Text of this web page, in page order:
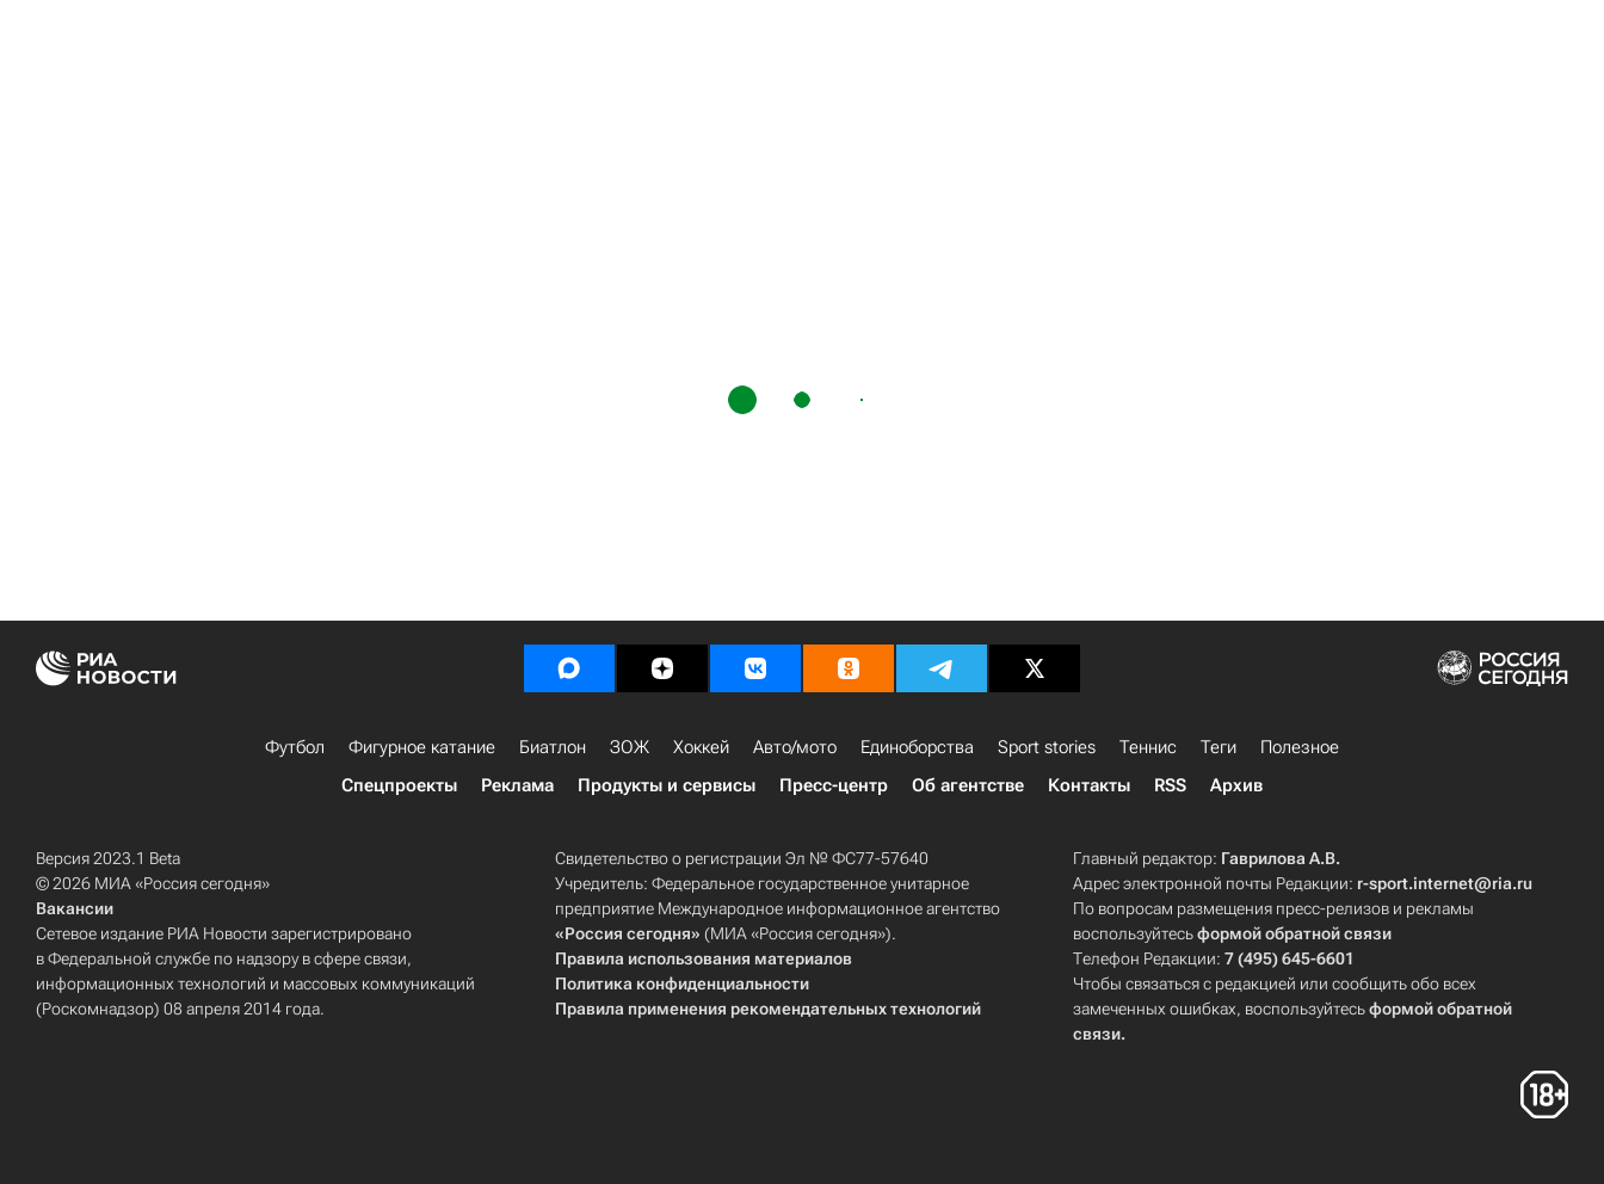
Футбол Фигурное катание Биатлон ЗОЖ Хоккей Авто/мото Единоборства Sport stories Теннис Теги
Полезное
Спецпроекты
Реклама Продукты и сервисы Пресс-центр Об агентстве Контакты RSS Архив
Версия 2023.1 Beta
© 2026 МИА «Россия сегодня»
Вакансии
Сетевое издание РИА Новости зарегистрировано
в Федеральной службе по надзору в сфере связи,
информационных технологий и массовых коммуникаций
(Роскомнадзор) 08 апреля 2014 года.
Свидетельство о регистрации Эл № ФС77-57640
Учредитель: Федеральное государственное унитарное
предприятие Международное информационное агентство
«Россия сегодня» (МИА «Россия сегодня»).
Правила использования материалов
Политика конфиденциальности
Правила применения рекомендательных технологий
Главный редактор: Гаврилова А.В.
Адрес электронной почты Редакции: r-sport.internet@ria.ru
По вопросам размещения пресс-релизов и рекламы
воспользуйтесьформой обратной связи
Телефон Редакции:7 (495) 645-6601
Чтобы связаться с редакцией или сообщить обо всех
замеченных ошибках, воспользуйтесьформой обратной
связи.